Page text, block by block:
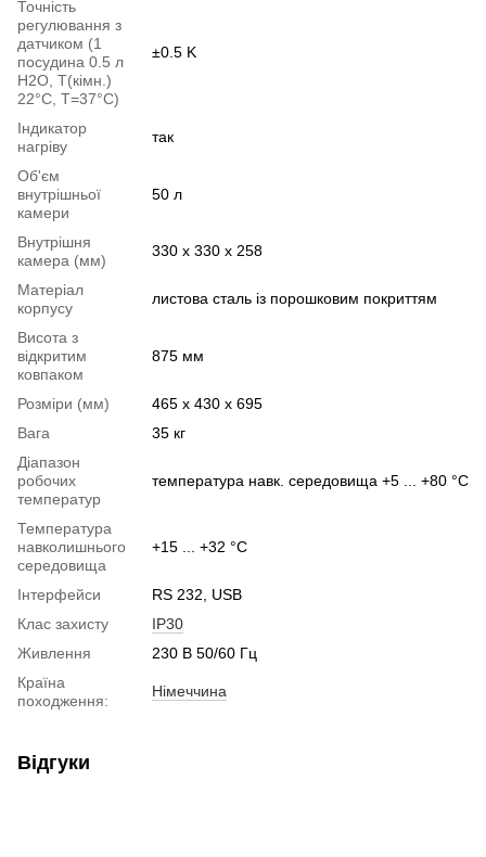
Точність
регулювання з
датчиком (1
посудина 0.5 л
H2O, Т(кімн.)
22°C, T=37°C)
±0.5 K
Індикатор
нагріву
так
Об'єм
внутрішньої
камери
50 л
Внутрішня
камера (мм)
330 x 330 x 258
Матеріал
корпусу
листова сталь із порошковим покриттям
Висота з
відкритим
ковпаком
875 мм
Розміри (мм)
465 x 430 x 695
Вага
35 кг
Діапазон
робочих
температур
температура навк. середовища +5 ... +80 °C
Температура
навколишнього
середовища
+15 ... +32 °C
Інтерфейси
RS 232, USB
Клас захисту
IP30
Живлення
230 В 50/60 Гц
Країна
походження:
Німеччина
Відгуки